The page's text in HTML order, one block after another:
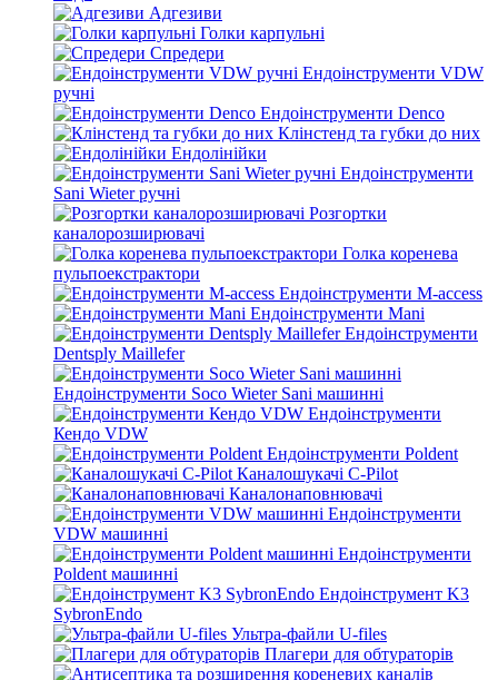
Адгезиви
Голки карпульні
Спредери
Ендоінструменти VDW
ручні
Ендоінструменти Denco
Клінстенд та губки до них
Ендолінійки
Ендоінструменти
Sani Wieter ручні
Розгортки
каналорозширювачі
Голка коренева
пульпоекстрактори
Ендоінструменти M-access
Ендоінструменти Mani
Ендоінструменти
Dentsply Maillefer
Ендоінструменти Soco Wieter Sani машинні
Ендоінструменти
Кендо VDW
Ендоінструменти Poldent
Каналошукачі C-Pilot
Каналонаповнювачі
Ендоінструменти
VDW машинні
Ендоінструменти
Poldent машинні
Ендоінструмент K3
SybronEndo
Ультра-файли U-files
Плагери для обтураторів